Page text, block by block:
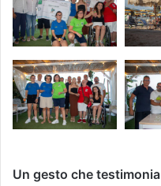
Un gesto che testimonia